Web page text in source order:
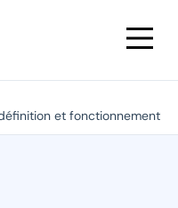
et fonctionnement